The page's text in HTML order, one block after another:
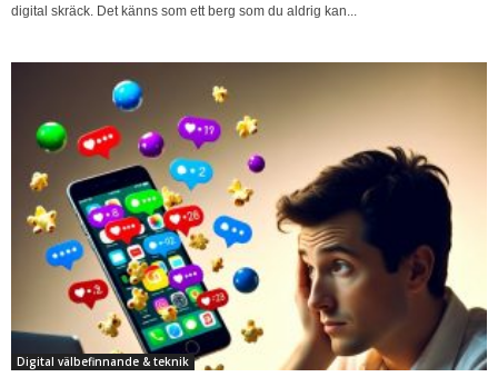
digital skräck. Det känns som ett berg som du aldrig kan...
Digital välbefinnande & teknik